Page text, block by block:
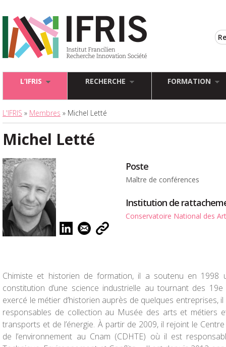
L’IFRIS RECHERCHE FORMATION
L'IFRIS » Membres » Michel Letté
Michel Letté
Poste
Maître de conférences
Institution de
Conservatoire National des
Chimiste et historien de formation, il a soutenu en 1998
constitution d’une science industrielle au tournant des
exercé le métier d’historien auprès de quelques entreprises,
responsables de collection au Musée des arts et métiers
transports et de l’énergie. À partir de 2009, il rejoint le
de l’environnement au Cnam (CDHTE) où il est